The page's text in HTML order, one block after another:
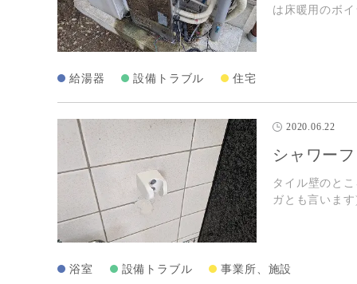
は床暖用のボ
給湯器 設備トラブル 住宅
2020.06.22
シャワー
タイル壁のと
ガとも言いま
浴室 設備トラブル 事業所、施設